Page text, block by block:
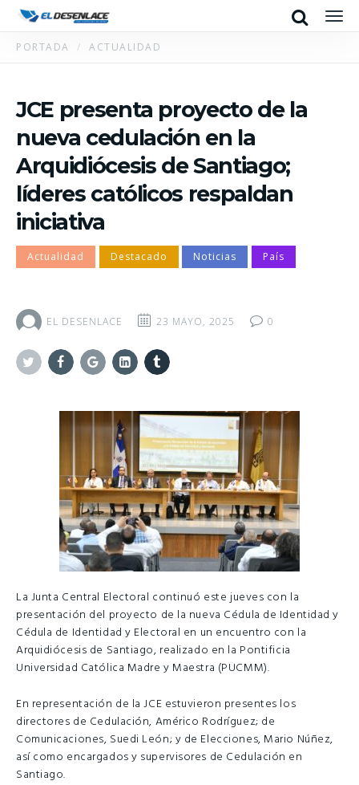
Search
PORTADA ACTUALIDAD
JCE presenta proyecto de la
nueva cedulación en la
Arquidiócesis de Santiago;
líderes católicos respaldan
iniciativa
Actualidad Destacado Noticias País
EL DESENLACE 23 MAYO, 2025 0
La Junta Central Electoral continuó este jueves con la
presentación del proyecto de la nueva Cédula de Identidad y
Cédula de Identidad y Electoral en un encuentro con la
Arquidiócesis de Santiago, realizado en la Pontificia
Universidad Católica Madre y Maestra (PUCMM).
En representación de la JCE estuvieron presentes los
directores de Cedulación, Américo Rodríguez; de
Comunicaciones, Suedi León; y de Elecciones, Mario Núñez,
así como encargados y supervisores de Cedulación en
Santiago.